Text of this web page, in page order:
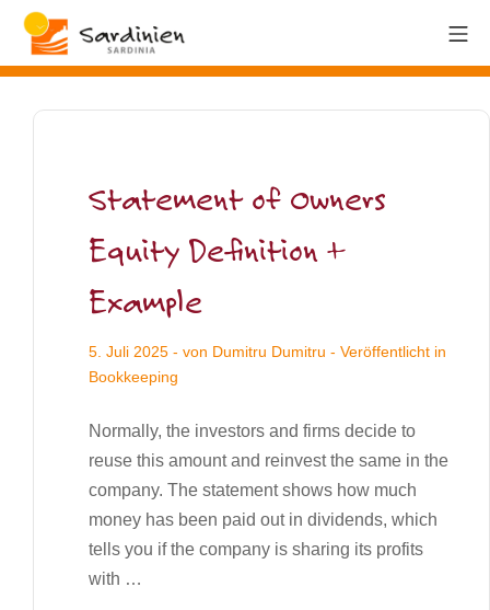
Statement of Owners
Equity Definition +
Example
5. Juli 2025 - von Dumitru Dumitru - Veröffentlicht in
Bookkeeping
Normally, the investors and firms decide to
reuse this amount and reinvest the same in the
company. The statement shows how much
money has been paid out in dividends, which
tells you if the company is sharing its profits
with …